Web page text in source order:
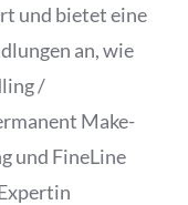
und bietet eine
an, wie
/
Make-
und FineLine